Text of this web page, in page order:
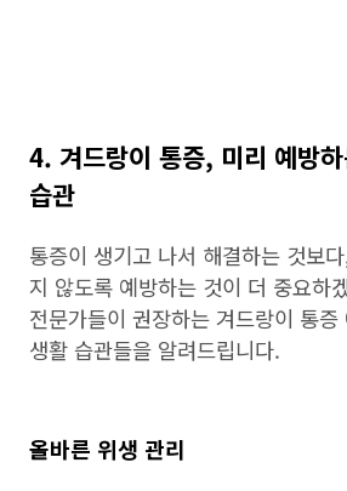
4. 겨드랑이 통증, 미리 예방
습관
통증이 생기고 나서 해결하는 것보
지 않도록 예방하는 것이 더 중요하
전문가들이 권장하는 겨드랑이 통
생활 습관들을 알려드립니다.
올바른 위생 관리